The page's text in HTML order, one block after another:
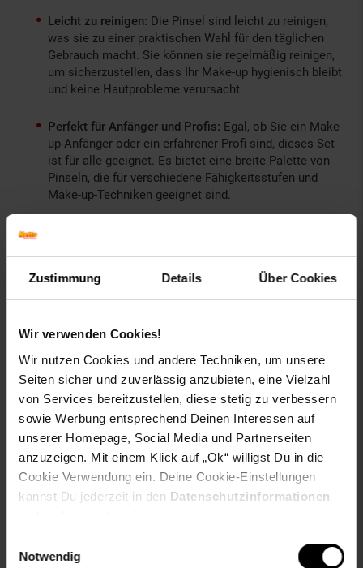
Zustimmung Details Über Cookies
Wir verwenden Cookies!
Wir nutzen Cookies und andere Techniken, um unsere
Seiten sicher und zuverlässig anzubieten, eine Vielzahl
von Services bereitzustellen, diese stetig zu verbessern
sowie Werbung entsprechend Deinen Interessen auf
unserer Homepage, Social Media und Partnerseiten
anzuzeigen. Mit einem Klick auf „Ok“ willigst Du in die
Cookie Verwendung ein. Deine Cookie-Einstellungen
kannst Du jederzeit in den Datenschutzinformationen
ändern bzw. widerrufen.
Notwendig
Leicht zu reinigen: Die Pinsel sind leicht zu reinigen,
was sie zu einer praktischen Wahl für den täglichen
Gebrauch macht. Sie können sie regelmäßig reinigen,
um sicherzustellen, dass Ihr Make-up hygienisch bleibt
und keine Hautprobleme verursacht.
Perfekt für Anfänger und Profis: Egal, ob Sie ein Make-
up-Anfänger oder ein erfahrener Profi sind, dieses Set
ist für alle geeignet. Es bietet eine breite Palette von
Pinseln, die für verschiedene Fähigkeitsstufen und
Make-up-Techniken geeignet sind.
Möglichkeit, Ihre Liebe zur Schönheit und zum Make-
up zu teilen.
Insgesamt ist das 13-in-1 Soft Fluffy Make-Up Brush Set ein
unverzichtbares Werkzeug für jeden Make-up-Liebhaber. Mit
seiner hochwertigen Verarbeitung, den weichen Borsten und
der vielseitigen Auswahl an Pinseln können Sie ein
makelloses Make-up-Ergebnis erzielen und Ihre
Schönheitsroutine optimieren. Verabschieden Sie sich von
ungleichmäßigem Make-up und begrüßen Sie ein
professionelles Finish mit diesem erstklassigen Make-Up-
Pinselset.
sind aus hochwertigen Materialien gefertigt, um